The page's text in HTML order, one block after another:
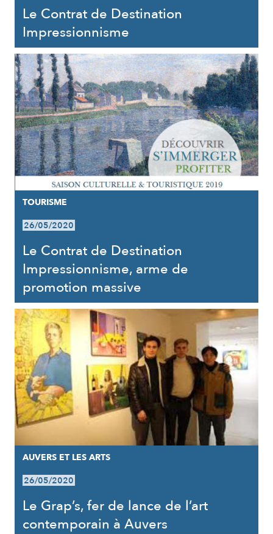
Le Contrat de Destination
Impressionnisme
TOURISME
26/05/2020
Le Contrat de Destination
Impressionnisme, arme de
promotion massive
AUVERS ET LES ARTS
26/05/2020
Le Grap’s, fer de lance de l’art
contemporain à Auvers